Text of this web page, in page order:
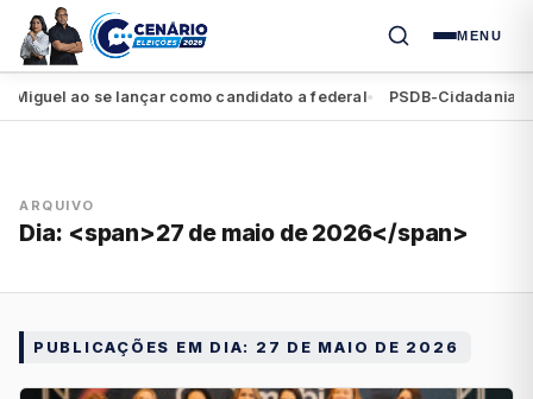
MENU
ao se lançar como candidato a federal ● PSDB-Cidadania
ARQUIVO
Dia: <span>27 de maio de 2026</span>
PUBLICAÇÕES EM DIA: 27 DE MAIO DE 2026